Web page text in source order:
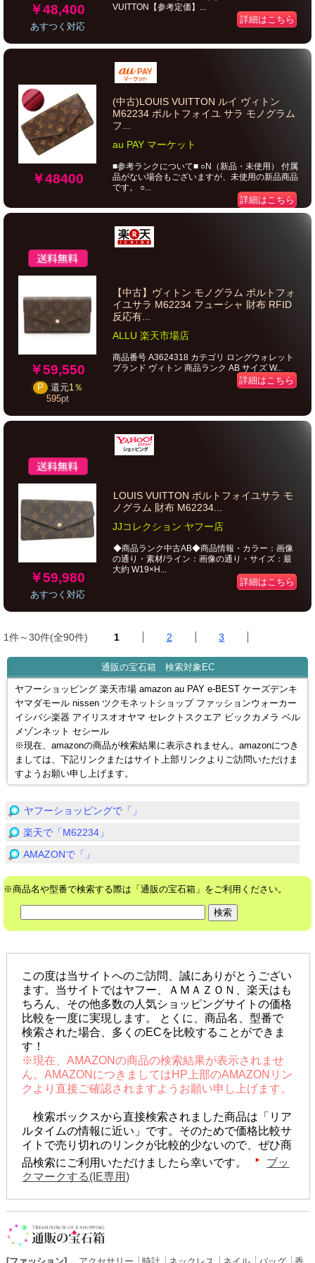
￥48,400
あすつく対応
VUITTON【参考定価】...
詳細はこちら
￥48400
(中古)LOUIS VUITTON ルイ ヴィトン
M62234 ポルトフォイユ サラ モノグラム
フ...
au PAY マーケット
■参考ランクについて■ ○N（新品・未使用） 付属
品がない場合もございますが、未使用の新品商品
です。 ○...
詳細はこちら
￥59,550
P 還元1％
595pt
【中古】ヴィトン モノグラム ポルトフォ
イユサラ M62234 フューシャ 財布 RFID
反応有...
ALLU 楽天市場店
商品番号 A3624318 カテゴリ ロングウォレット
ブランド ヴィトン 商品ランク AB サイズ W...
詳細はこちら
￥59,980
あすつく対応
LOUIS VUITTON ポルトフォイユサラ モ
ノグラム 財布 M62234...
JJコレクション ヤフー店
◆商品ランク中古AB◆商品情報・カラー：画像
の通り・素材/ライン：画像の通り・サイズ：最
大約 W19×H...
詳細はこちら
1件～30件(全90件) 1 2 3
通販の宝石箱 検索対象EC
ヤフーショッピング 楽天市場 amazon au PAY e-BEST ケーズデンキ
ヤマダモール nissen ツクモネットショップ ファッションウォーカー
イシバシ楽器 アイリスオオヤマ セレクトスクエア ビックカメラ ベル
メゾンネット セシール
※現在、amazonの商品が検索結果に表示されません。amazonにつき
ましては、下記リンクまたはサイト上部リンクよりご訪問いただけま
すようお願い申し上げます。
ヤフーショッピングで「」
楽天で「M62234」
AMAZONで「」
※商品名や型番で検索する際は「通販の宝石箱」をご利用ください。
この度は当サイトへのご訪問、誠にありがとうござい
ます。当サイトではヤフー、ＡＭＡＺＯＮ、楽天はも
ちろん、その他多数の人気ショッピングサイトの価格
比較を一度に実現します。 とくに、商品名、型番で
検索された場合、多くのECを比較することができま
す！
※現在、AMAZONの商品の検索結果が表示されませ
ん。AMAZONにつきましてはHP上部のAMAZONリン
クより直接ご確認されますようお願い申し上げます。
検索ボックスから直接検索されました商品は「リア
ルタイムの情報に近い」です。そのためで価格比較サ
イトで売り切れのリンクが比較的少ないので、ぜひ商
品検索にご利用いただけましたら幸いです。
ブッ
クマークする(IE専用)